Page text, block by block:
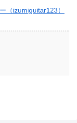
（izumiguitar123）